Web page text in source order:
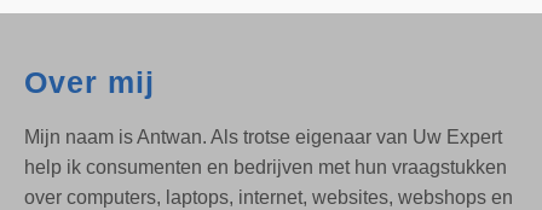
Over mij
Mijn naam is Antwan. Als trotse eigenaar van Uw Expert
help ik consumenten en bedrijven met hun vraagstukken
over computers, laptops, internet, websites, webshops en